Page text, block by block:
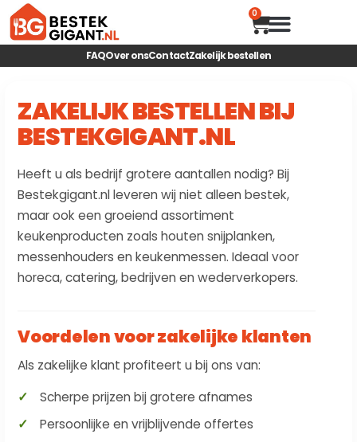
0
FAQOver onsContactZakelijk bestellen
ZAKELIJK BESTELLEN BIJ
BESTEKGIGANT.NL
Heeft u als bedrijf grotere aantallen nodig? Bij
Bestekgigant.nl leveren wij niet alleen bestek,
maar ook een groeiend assortiment
keukenproducten zoals houten snijplanken,
messenhouders en keukenmessen. Ideaal voor
horeca, catering, bedrijven en wederverkopers.
Voordelen voor zakelijke klanten
Als zakelijke klant profiteert u bij ons van:
Scherpe prijzen bij grotere afnames
Persoonlijke en vrijblijvende offertes